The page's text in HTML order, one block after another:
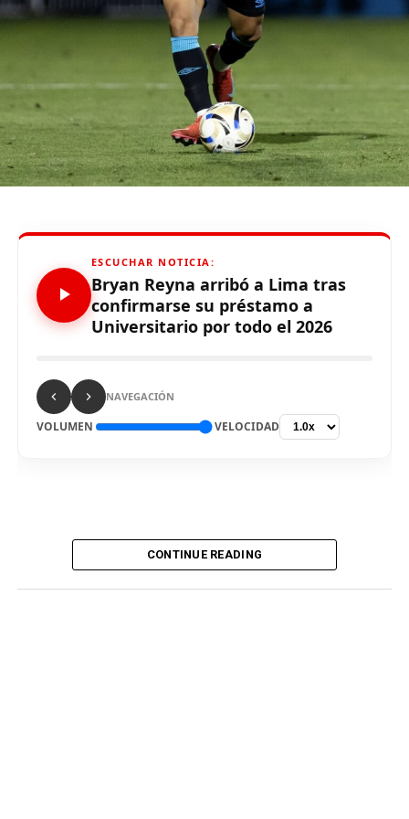
tiempo qu
hizo”,enfatizó el técnico.
De otro lado, se reportó que supuestos hinchas de
Sporting Cristal realizaron pintas y ciertos daños en los
alrededores del Estadio Alejandro Villanueva – Matute,
durante el partido ante Carabobo por Copa Libertadores
2026. Con este panorama, se abre la posibilidad de que
Alianza Lima no preste nuevamente el recinto deportivo
a los celestes, por lo que se abre una nueva posibilidad
Comparte esto:
ESCUCHAR NOTICIA:
Bryan Reyna arribó a Lima tras
confirmarse su préstamo a
Universitario por todo el 2026
NAVEGACIÓN
VOLUMEN VELOCIDAD
CONTINUE READING